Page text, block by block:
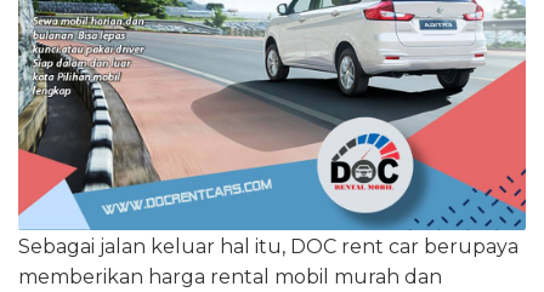
Sebagai jalan keluar hal itu, DOC rent car berupaya
memberikan harga rental mobil murah dan